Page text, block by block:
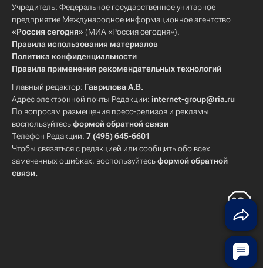
Учредитель: Федеральное государственное унитарное
предприятие Международное информационное агентство
«Россия сегодня» (МИА «Россия сегодня»).
Правила использования материалов
Политика конфиденциальности
Правила применения рекомендательных технологий
Главный редактор: Гаврилова А.В.
Адрес электронной почты Редакции: internet-group@ria.ru
По вопросам размещения пресс-релизов и рекламы
воспользуйтесьформой обратной связи
Телефон Редакции: 7 (495) 645-6601
Чтобы связаться с редакцией или сообщить обо всех
замеченных ошибках, воспользуйтесьформой обратной
связи.